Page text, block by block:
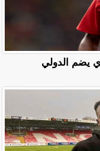
يضم الدولي